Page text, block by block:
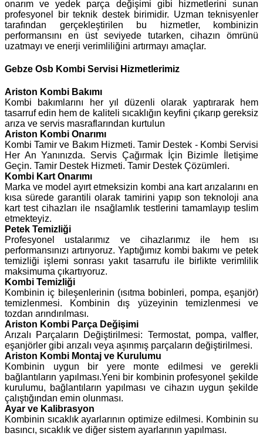
onarım ve yedek parça değişimi gibi hizmetlerini sunan
profesyonel bir teknik destek birimidir. Uzman teknisyenler
tarafından gerçekleştirilen bu hizmetler, kombinizin
performansını en üst seviyede tutarken, cihazın ömrünü
uzatmayı ve enerji verimliliğini artırmayı amaçlar.
Gebze Osb Kombi Servisi Hizmetlerimiz
Ariston Kombi Bakımı
Kombi bakımlarını her yıl düzenli olarak yaptırarak hem
tasarruf edin hem de kaliteli sıcaklığın keyfini çıkarıp gereksiz
arıza ve servis masraflarından kurtulun
Ariston Kombi Onarımı
Kombi Tamir ve Bakım Hizmeti. Tamir Destek - Kombi Servisi
Her An Yanınızda. Servis Çağırmak İçin Bizimle İletişime
Geçin. Tamir Destek Hizmeti. Tamir Destek Çözümleri.
Kombi Kart Onarımı
Marka ve model ayırt etmeksizin kombi ana kart arızalarını en
kısa sürede garantili olarak tamirini yapıp son teknoloji ana
kart test cihazları ile nsağlamlık testlerini tamamlayıp teslim
etmekteyiz.
Petek Temizliği
Profesyonel ustalarımız ve cihazlarımız ile hem ısı
performansınızı artırıyoruz. Yaptığımız kombi bakımı ve petek
temizliği işlemi sonrası yakıt tasarrufu ile birlikte verimlilik
maksimuma çıkartıyoruz.
Kombi Temizliği
Kombinin iç bileşenlerinin (ısıtma bobinleri, pompa, eşanjör)
temizlenmesi. Kombinin dış yüzeyinin temizlenmesi ve
tozdan arındırılması.
Ariston Kombi Parça Değişimi
Arızalı Parçaların Değiştirilmesi: Termostat, pompa, valfler,
eşanjörler gibi arızalı veya aşınmış parçaların değiştirilmesi.
Ariston Kombi Montaj ve Kurulumu
Kombinin uygun bir yere monte edilmesi ve gerekli
bağlantıların yapılması.Yeni bir kombinin profesyonel şekilde
kurulumu, bağlantıların yapılması ve cihazın uygun şekilde
çalıştığından emin olunması.
Ayar ve Kalibrasyon
Kombinin sıcaklık ayarlarının optimize edilmesi. Kombinin su
basıncı, sıcaklık ve diğer sistem ayarlarının yapılması.